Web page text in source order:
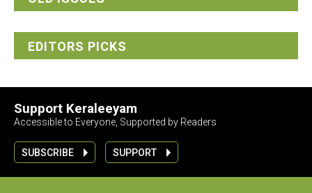
EDITORS PICKS
Support Keraleeyam
Accessible to Everyone, Supported by Readers
SUBSCRIBE SUPPORT